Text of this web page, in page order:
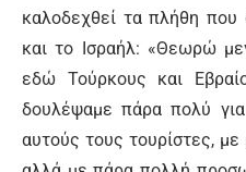
καλοδεχθεί τα πλήθη
και το Ισραήλ: «Θεωρώ
εδώ Τούρκους και
δουλέψαμε πάρα πολύ
αυτούς τους τουρίστες,